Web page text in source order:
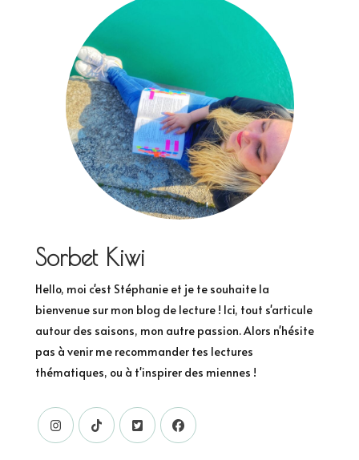
Sorbet Kiwi
Hello, moi c'est Stéphanie et je te souhaite la
bienvenue sur mon blog de lecture ! Ici, tout s'articule
autour des saisons, mon autre passion. Alors n'hésite
pas à venir me recommander tes lectures
thématiques, ou à t'inspirer des miennes !